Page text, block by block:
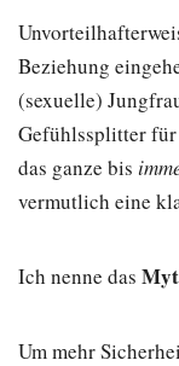
Beziehung
(sexuelle)
Gefühlssplitter für
das ganze bis
vermutlich eine
Ich nenne das
Um mehr